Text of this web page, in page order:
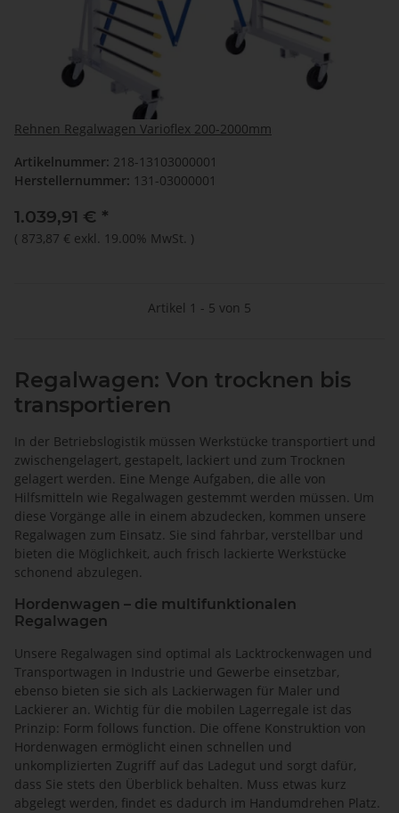
Rehnen Regalwagen Varioflex 200-2000mm
Artikelnummer: 218-13103000001
Herstellernummer: 131-03000001
1.039,91 € *
( 873,87 € exkl. 19.00% MwSt. )
Artikel 1 - 5 von 5
Regalwagen: Von trocknen bis
transportieren
In der Betriebslogistik müssen Werkstücke transportiert und
zwischengelagert, gestapelt, lackiert und zum Trocknen
gelagert werden. Eine Menge Aufgaben, die alle von
Hilfsmitteln wie Regalwagen gestemmt werden müssen. Um
diese Vorgänge alle in einem abzudecken, kommen unsere
Regalwagen zum Einsatz. Sie sind fahrbar, verstellbar und
bieten die Möglichkeit, auch frisch lackierte Werkstücke
schonend abzulegen.
Hordenwagen – die multifunktionalen
Regalwagen
Unsere Regalwagen sind optimal als Lacktrockenwagen und
Transportwagen in Industrie und Gewerbe einsetzbar,
ebenso bieten sie sich als Lackierwagen für Maler und
Lackierer an. Wichtig für die mobilen Lagerregale ist das
Prinzip: Form follows function. Die offene Konstruktion von
Hordenwagen ermöglicht einen schnellen und
unkomplizierten Zugriff auf das Ladegut und sorgt dafür,
dass Sie stets den Überblick behalten. Muss etwas kurz
abgelegt werden, findet es dadurch im Handumdrehen Platz.